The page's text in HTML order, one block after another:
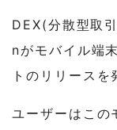
DEX(分散型取
nがモバイル端
トのリリースを
ユーザーはこの